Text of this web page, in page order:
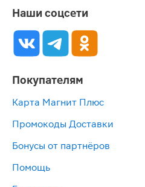
Наши соцсети
Покупателям
Карта Магнит Плюс
Промокоды Доставки
Бонусы от партнёров
Помощь